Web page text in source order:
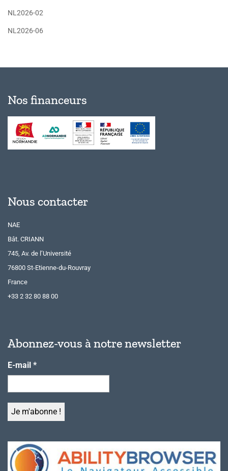
NL2026-02
NL2026-06
Nos financeurs
Nous contacter
NAE
Bât. CRIANN
745, Av. de l’Université
76800 St-Etienne-du-Rouvray
France
+33 2 32 80 88 00
Abonnez-vous à notre newsletter
E-mail *